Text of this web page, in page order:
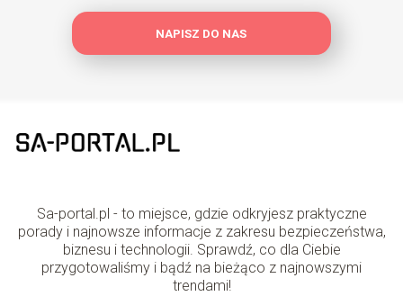
NAPISZ DO NAS
Sa-portal.pl - to miejsce, gdzie odkryjesz praktyczne
porady i najnowsze informacje z zakresu bezpieczeństwa,
biznesu i technologii. Sprawdź, co dla Ciebie
przygotowaliśmy i bądź na bieżąco z najnowszymi
trendami!